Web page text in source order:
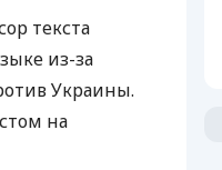
текста
из-за
Украины.
на